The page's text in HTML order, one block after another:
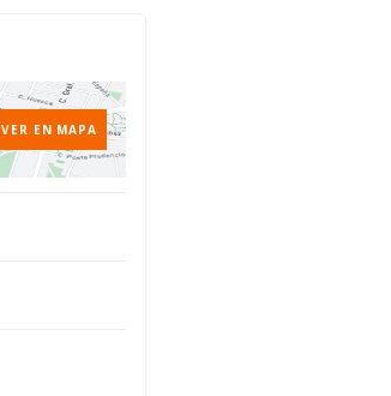
VER EN MAPA